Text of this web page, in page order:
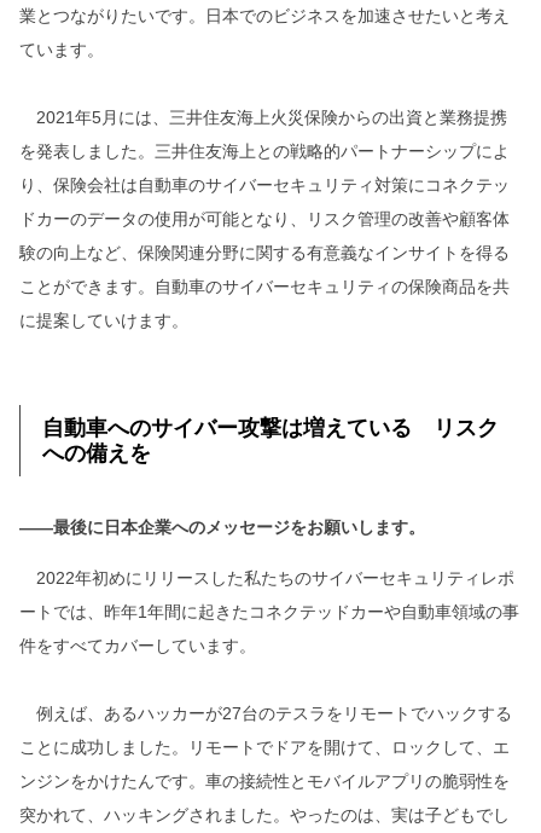
業とつながりたいです。日本でのビジネスを加速させたいと考え
ています。
2021年5月には、三井住友海上火災保険からの出資と業務提携
を発表しました。三井住友海上との戦略的パートナーシップによ
り、保険会社は自動車のサイバーセキュリティ対策にコネクテッ
ドカーのデータの使用が可能となり、リスク管理の改善や顧客体
験の向上など、保険関連分野に関する有意義なインサイトを得る
ことができます。自動車のサイバーセキュリティの保険商品を共
に提案していけます。
自動車へのサイバー攻撃は増えている リスク
への備えを
――最後に日本企業へのメッセージをお願いします。
2022年初めにリリースした私たちのサイバーセキュリティレポ
ートでは、昨年1年間に起きたコネクテッドカーや自動車領域の事
件をすべてカバーしています。
例えば、あるハッカーが27台のテスラをリモートでハックする
ことに成功しました。リモートでドアを開けて、ロックして、エ
ンジンをかけたんです。車の接続性とモバイルアプリの脆弱性を
突かれて、ハッキングされました。やったのは、実は子どもでし